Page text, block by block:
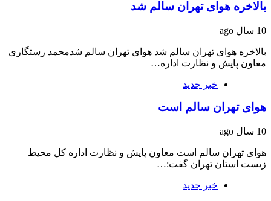
بالاخره هوای تهران سالم شد
10 سال ago
بالاخره هوای تهران سالم شد هوای تهران سالم شدمحمد رستگاری
معاون پایش و نظارت اداره…
خبر جدید
هوای تهران سالم است
10 سال ago
هوای تهران سالم است معاون پایش و نظارت اداره کل محیط
زیست استان تهران گفت:…
خبر جدید